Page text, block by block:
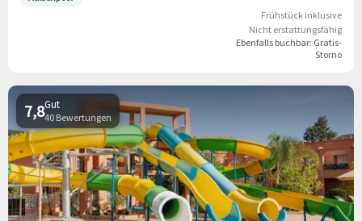
Frühstück inklusive
Nicht erstattungsfähig
Ebenfalls buchbar: Gratis-
Storno
Gut
40 Bewertungen
7,8